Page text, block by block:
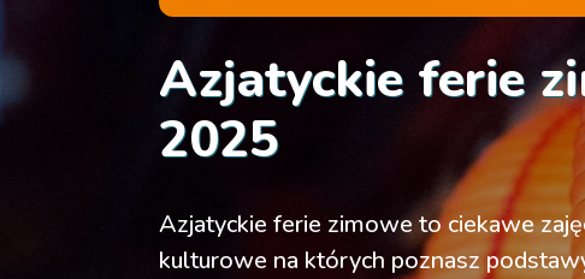
Azjatyckie ferie
2025
Azjatyckie ferie zimowe to ciekawe
kulturowe na których poznasz